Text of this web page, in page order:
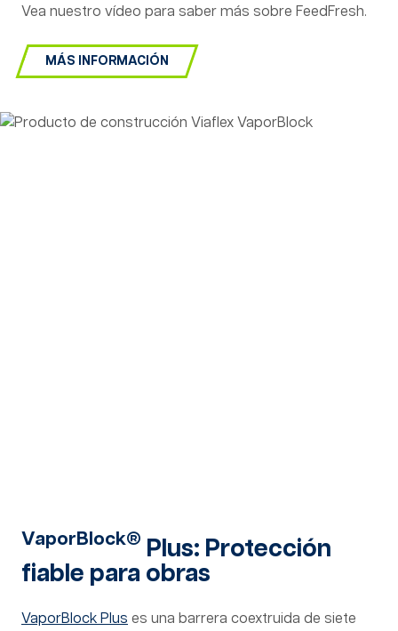
Vea nuestro vídeo para saber más sobre FeedFresh.
MÁS INFORMACIÓN
VaporBlock® Plus: Protección
fiable para obras
VaporBlock Plus es una barrera coextruida de siete